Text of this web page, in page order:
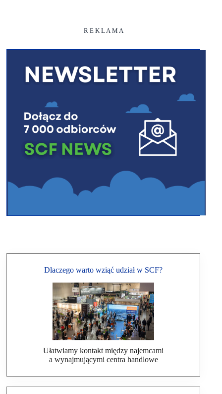
R E K L A M A
Dlaczego warto wziąć udział w SCF?
Ułatwiamy kontakt między najemcami
a wynajmującymi centra handlowe